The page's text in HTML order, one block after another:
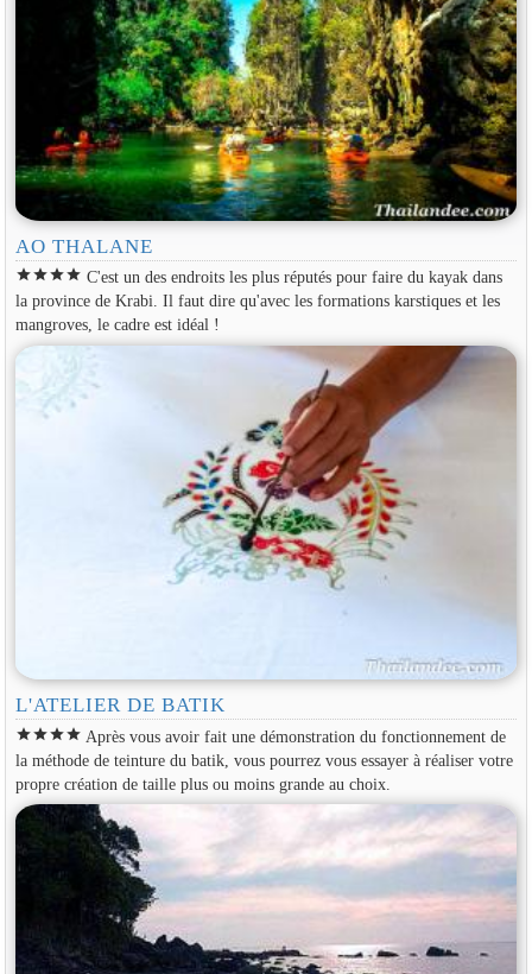
AO THALANE
starstarstarstar C'est un des endroits les plus réputés pour faire du kayak dans
la province de Krabi. Il faut dire qu'avec les formations karstiques et les
mangroves, le cadre est idéal !
L'ATELIER DE BATIK
starstarstarstar Après vous avoir fait une démonstration du fonctionnement de
la méthode de teinture du batik, vous pourrez vous essayer à réaliser votre
propre création de taille plus ou moins grande au choix.